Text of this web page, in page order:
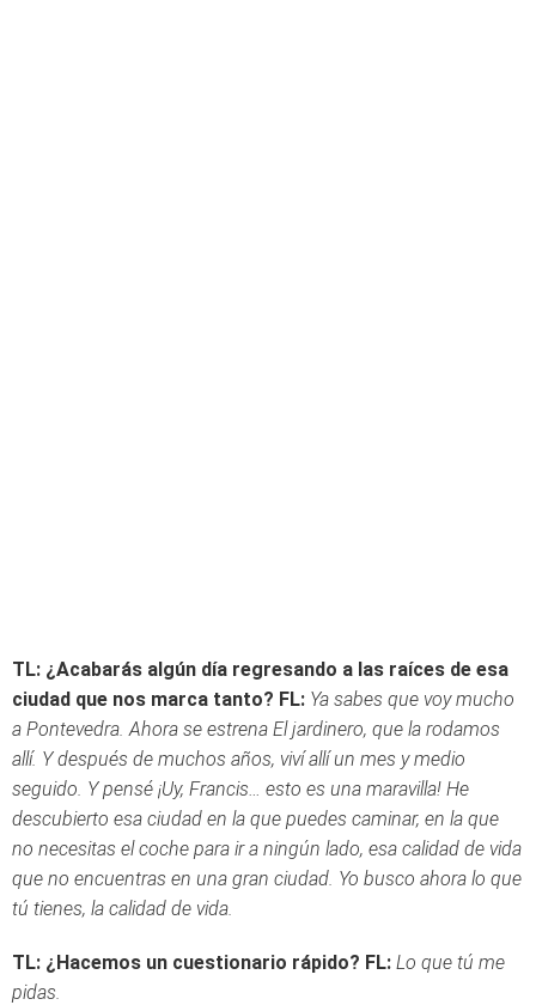
TL: ¿Acabarás algún día regresando a las raíces de esa
ciudad que nos marca tanto? FL: Ya sabes que voy mucho
a Pontevedra. Ahora se estrena El jardinero, que la rodamos
allí. Y después de muchos años, viví allí un mes y medio
seguido. Y pensé ¡Uy, Francis… esto es una maravilla! He
descubierto esa ciudad en la que puedes caminar, en la que
no necesitas el coche para ir a ningún lado, esa calidad de vida
que no encuentras en una gran ciudad. Yo busco ahora lo que
tú tienes, la calidad de vida.
TL: ¿Hacemos un cuestionario rápido? FL: Lo que tú me
pidas.